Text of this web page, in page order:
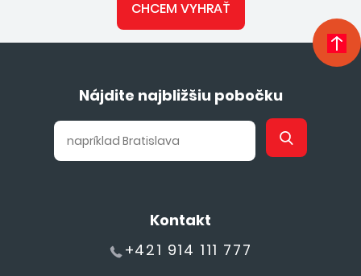
CHCEM VYHRAŤ
Nájdite najbližšiu pobočku
Kontakt
+421 914 111 777